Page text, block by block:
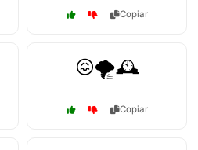
Copiar
😖🌪️🕰️
Copiar